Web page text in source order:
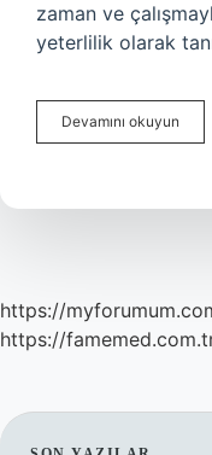
zaman ve
yeterlilik olarak
Devamını okuyun
https://
https://